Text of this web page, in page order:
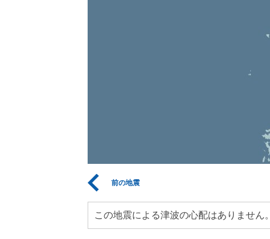
前の地震
この地震による津波の心配はありません。